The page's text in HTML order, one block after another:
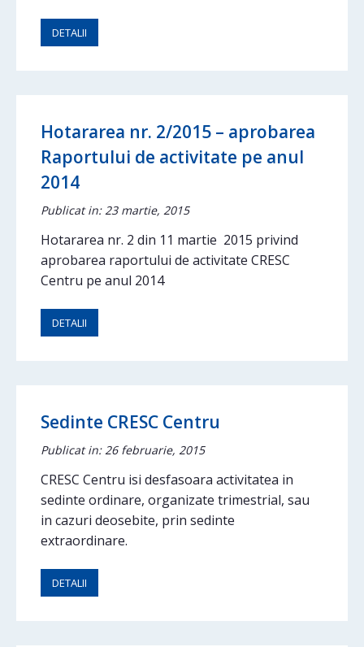
DETALII
Hotararea nr. 2/2015 – aprobarea
Raportului de activitate pe anul
2014
Publicat in: 23 martie, 2015
Hotararea nr. 2 din 11 martie 2015 privind
aprobarea raportului de activitate CRESC
Centru pe anul 2014
DETALII
Sedinte CRESC Centru
Publicat in: 26 februarie, 2015
CRESC Centru isi desfasoara activitatea in
sedinte ordinare, organizate trimestrial, sau
in cazuri deosebite, prin sedinte
extraordinare.
DETALII